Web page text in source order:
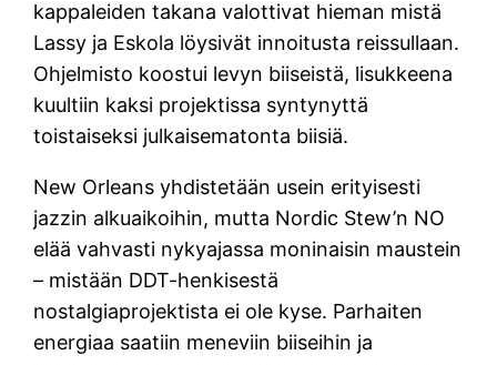
kappaleiden takana valottivat hieman mistä
Lassy ja Eskola löysivät innoitusta reissullaan.
Ohjelmisto koostui levyn biiseistä, lisukkeena
kuultiin kaksi projektissa syntynyttä
toistaiseksi julkaisematonta biisiä.
New Orleans yhdistetään usein erityisesti
jazzin alkuaikoihin, mutta Nordic Stew’n NO
elää vahvasti nykyajassa moninaisin maustein
– mistään DDT-henkisestä
nostalgiaprojektista ei ole kyse. Parhaiten
energiaa saatiin meneviin biiseihin ja